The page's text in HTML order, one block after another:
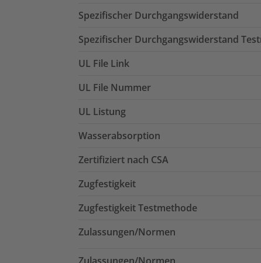
Spezifischer Durchgangswiderstand
Spezifischer Durchgangswiderstand
UL File Link
UL File Nummer
UL Listung
Wasserabsorption
Zertifiziert nach CSA
Zugfestigkeit
Zugfestigkeit Testmethode
Zulassungen/Normen